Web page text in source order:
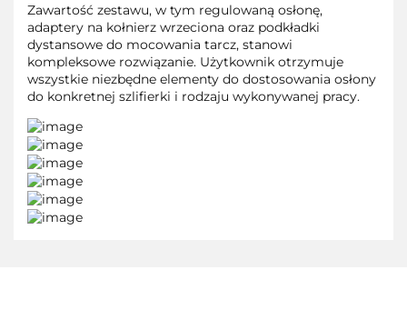
Zawartość zestawu, w tym regulowaną osłonę,
adaptery na kołnierz wrzeciona oraz podkładki
dystansowe do mocowania tarcz, stanowi
kompleksowe rozwiązanie. Użytkownik otrzymuje
wszystkie niezbędne elementy do dostosowania osłony
do konkretnej szlifierki i rodzaju wykonywanej pracy.